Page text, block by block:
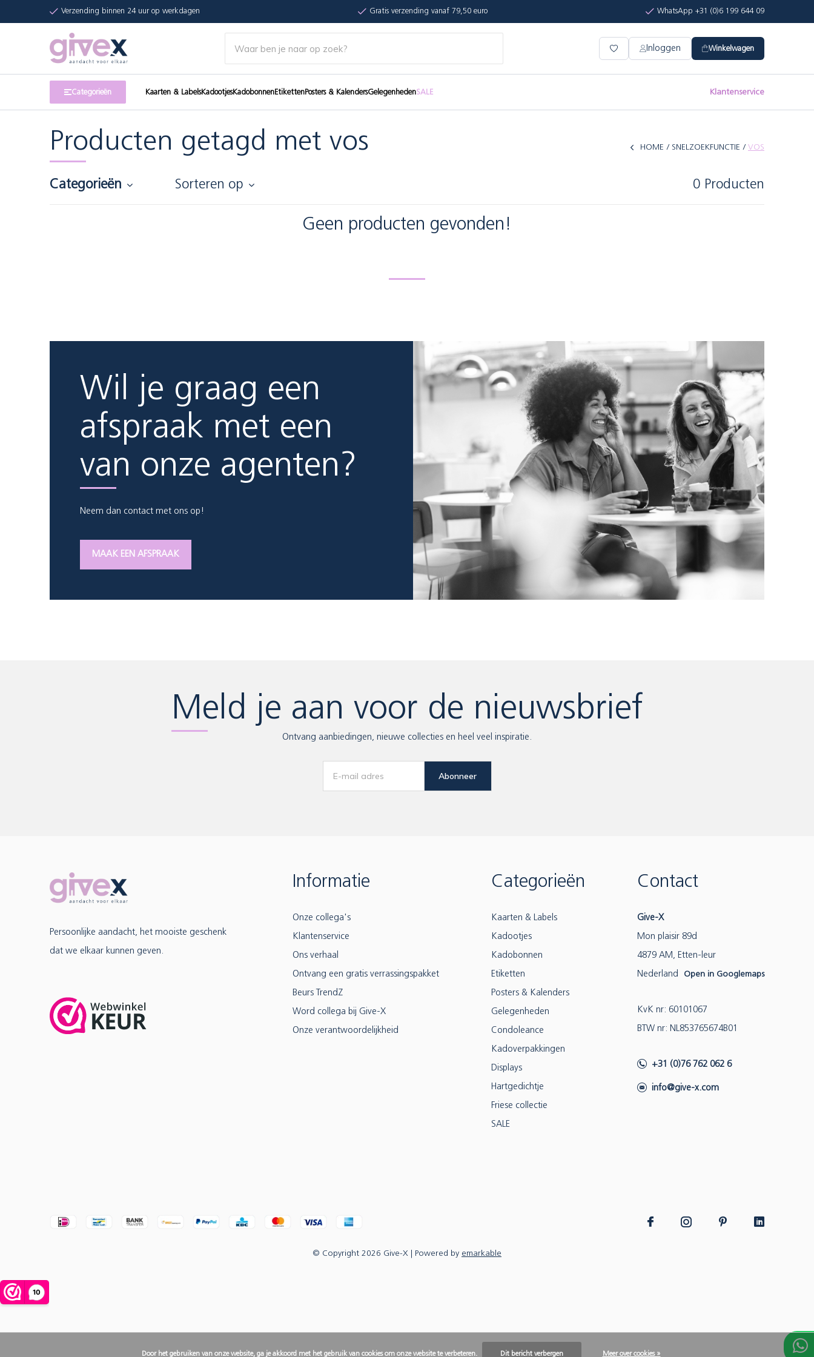
Verzending binnen 24 uur op werkdagen Gratis verzending vanaf 79,50 euro WhatsApp +31 (0)6 199 644 09
Inloggen Winkelwagen
Categorieën Kaarten & LabelsKadootjesKadobonnenEtikettenPosters & KalendersGelegenhedenSALE Klantenservice
Producten getagd met vos HOME SNELZOEKFUNCTIE VOS
Categorieën Sorteren op 0 Producten
Geen producten gevonden!
Wil je graag een
afspraak met een
van onze agenten?
Neem dan contact met ons op!
MAAK EEN AFSPRAAK
Meld je aan voor de nieuwsbrief
Ontvang aanbiedingen, nieuwe collecties en heel veel inspiratie.
Abonneer
Persoonlijke aandacht, het mooiste geschenk
dat we elkaar kunnen geven.
Informatie
Onze collega's
Klantenservice
Ons verhaal
Ontvang een gratis verrassingspakket
Beurs TrendZ
Word collega bij Give-X
Onze verantwoordelijkheid
Categorieën
Kaarten & Labels
Kadootjes
Kadobonnen
Etiketten
Posters & Kalenders
Gelegenheden
Condoleance
Kadoverpakkingen
Displays
Hartgedichtje
Friese collectie
SALE
Contact
Give-X
Mon plaisir 89d
4879 AM, Etten-leur
Nederland Open in Googlemaps
KvK nr: 60101067
BTW nr: NL853765674B01
+31 (0)76 762 062 6
info@give-x.com
© Copyright 2026 Give-X | Powered by emarkable
Door het gebruiken van onze website, ga je akkoord met het gebruik van cookies om onze website te verbeteren. Dit bericht verbergen Meer over cookies »